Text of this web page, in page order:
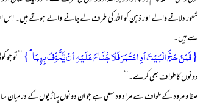
شعور دلانے والے اور ذہن کو اللہ کی طرف لے جانے والے ہوتے ہیں۔ اس
سے ہیں۔
{ فَمَنۡ حَجَّ الۡبَیۡتَ اَوِ اعۡتَمَرَ فَلَا جُنَاحَ عَلَیۡہِ اَنۡ یَّطَّوَّفَ بِہِمَا ؕ} ’’تو
دونوں کا طواف بھی کرے۔‘‘
صفا و مروہ کے طواف سے مراد وہ سعی ہے جو ان دونوں پہاڑیوں کے